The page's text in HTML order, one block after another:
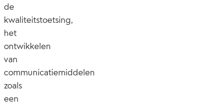
de
kwaliteitstoetsing,
het
ontwikkelen
van
communicatiemiddelen
zoals
een